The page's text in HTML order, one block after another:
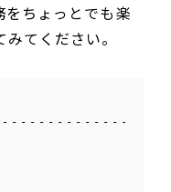
ちょっとでも楽
てください。